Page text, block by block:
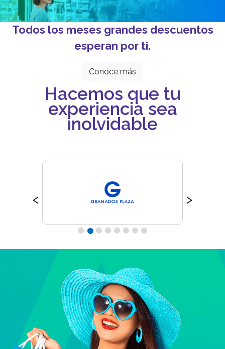
Todos los meses grandes descuentos
esperan por ti.
Conoce más
Hacemos que tu
experiencia sea
inolvidable
‹ ›